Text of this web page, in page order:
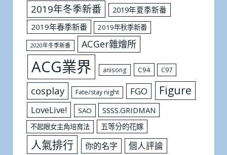
2019年冬季新番
2019年夏季新番
2019年春季新番
2019年秋季新番
2020年冬季新番 ACGer雜燴所
ACG業界 anisong C94 C97
cosplay Fate/stay night FGO Figure
LoveLive! SAO SSSS.GRIDMAN
不起眼女主角培育法 五等分的花嫁
人氣排行 你的名字 個人評論